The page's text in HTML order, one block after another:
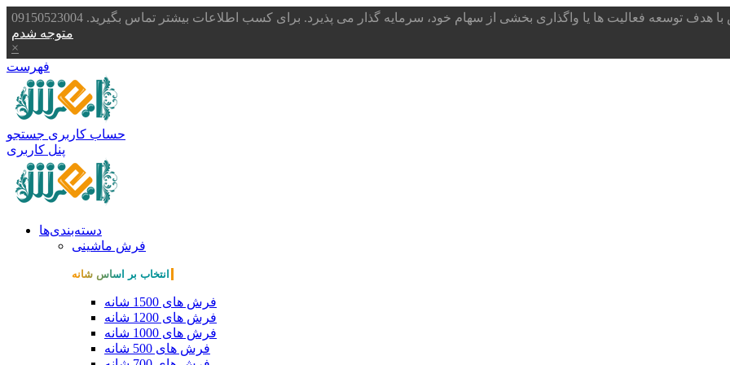
با هدف توسعه فعالیت ها یا واگذاری بخشی از سهام خود، سرمایه گذار می پذیرد. برای کسب اطلاعات بیشتر تماس بگیرید. 09150523004
متوجه شدم
×
فهرست
حساب کاربری جستجو
پنل کاربری
دسته‌بندی‌ها
فرش ماشینی
انتخاب بر اساس شانه
فرش های 1500 شانه
فرش های 1200 شانه
فرش های 1000 شانه
فرش های 500 شانه